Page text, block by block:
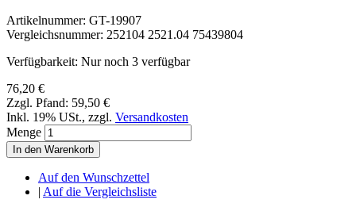
Artikelnummer: GT-19907
Vergleichsnummer: 252104 2521.04 75439804
Verfügbarkeit: Nur noch 3 verfügbar
76,20 €
Zzgl. Pfand: 59,50 €
Inkl. 19% USt., zzgl. Versandkosten
Menge
In den Warenkorb
Auf den Wunschzettel
| Auf die Vergleichsliste